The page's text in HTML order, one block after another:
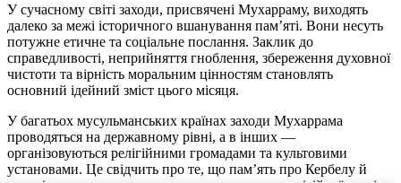
У сучасному світі заходи, присвячені Мухарраму, виходять
далеко за межі історичного вшанування пам’яті. Вони несуть
потужне етичне та соціальне послання. Заклик до
справедливості, неприйняття гноблення, збереження духовної
чистоти та вірність моральним цінностям становлять
основний ідейний зміст цього місяця.
У багатьох мусульманських країнах заходи Мухаррама
проводяться на державному рівні, а в інших —
організовуються релігійними громадами та культовими
установами. Це свідчить про те, що пам’ять про Кербелу й